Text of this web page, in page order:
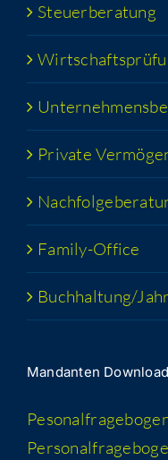
Steu­er­be­ra­tung
Pri­va­te
Fami­­ly-Office
Buchhaltung/​​
Man­dan­ten Download